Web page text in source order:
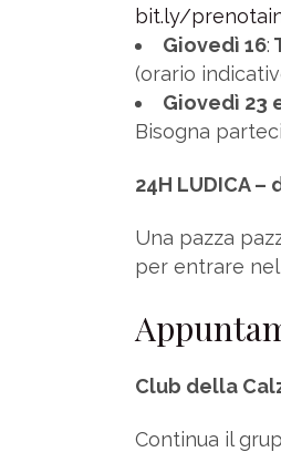
bit.ly/
Giovedì 16:
(orario
Giovedì 23
Bisogna
24H LUDICA
Una pazza
per entrare nel
Club della
Continua il